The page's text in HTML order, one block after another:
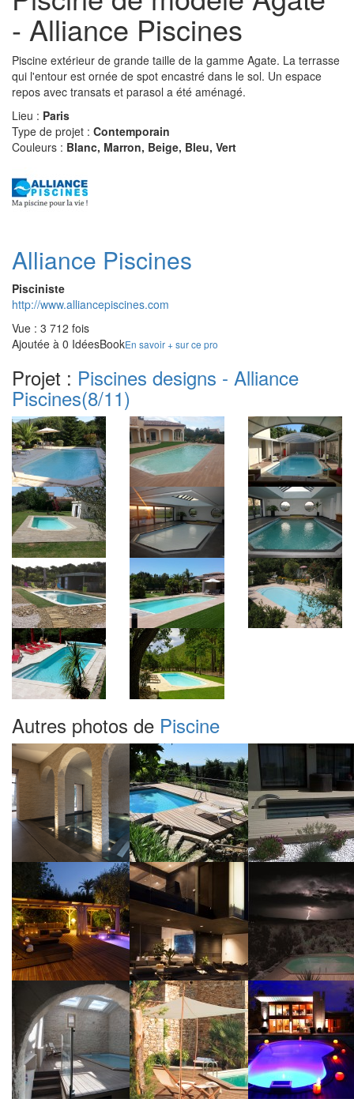
- Alliance Piscines
Piscine extérieur de grande taille de la gamme Agate. La terrasse
qui l'entour est ornée de spot encastré dans le sol. Un espace
repos avec transats et parasol a été aménagé.
Lieu : Paris
Type de projet : Contemporain
Couleurs : Blanc, Marron, Beige, Bleu, Vert
Alliance Piscines
Pisciniste
http://www.alliancepiscines.com
Vue : 3 712 fois
Ajoutée à 0 IdéesBookEn savoir + sur ce pro
Projet : Piscines designs - Alliance
Piscines(8/11)
Autres photos de Piscine